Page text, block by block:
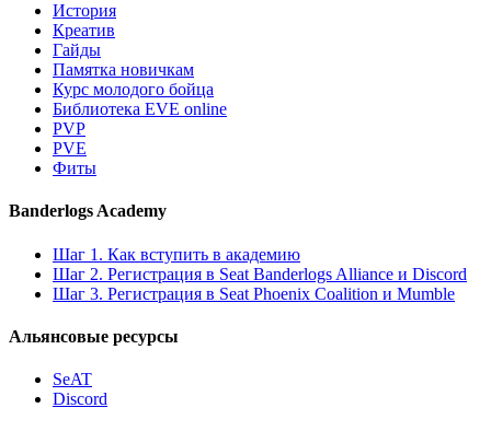
История
Креатив
Гайды
Памятка новичкам
Курс молодого бойца
Библиотека EVE online
PVP
PVE
Фиты
Banderlogs Academy
Шаг 1. Как вступить в академию
Шаг 2. Регистрация в Seat Banderlogs Alliance и Discord
Шаг 3. Регистрация в Seat Phoenix Coalition и Mumble
Альянсовые ресурсы
SeAT
Discord